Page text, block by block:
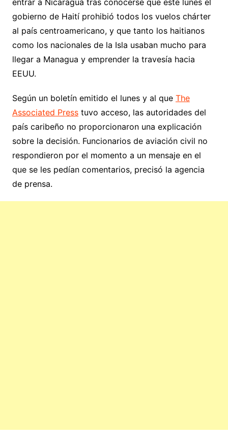
gobierno de Haití prohibió todos los vuelos chárter
al país centroamericano, y que tanto los haitianos
como los nacionales de la Isla usaban mucho para
llegar a Managua y emprender la travesía hacia
EEUU.
Según un boletín emitido el lunes y al que The
Associated Presstuvo acceso, las autoridades del
país caribeño no proporcionaron una explicación
sobre la decisión. Funcionarios de aviación civil no
respondieron por el momento a un mensaje en el
que se les pedían comentarios, precisó la agencia
de prensa.